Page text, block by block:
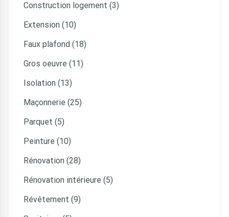
Construction logement (3)
Extension (10)
Faux plafond (18)
Gros oeuvre (11)
Isolation (13)
Maçonnerie (25)
Parquet (5)
Peinture (10)
Rénovation (28)
Rénovation intérieure (5)
Révêtement (9)